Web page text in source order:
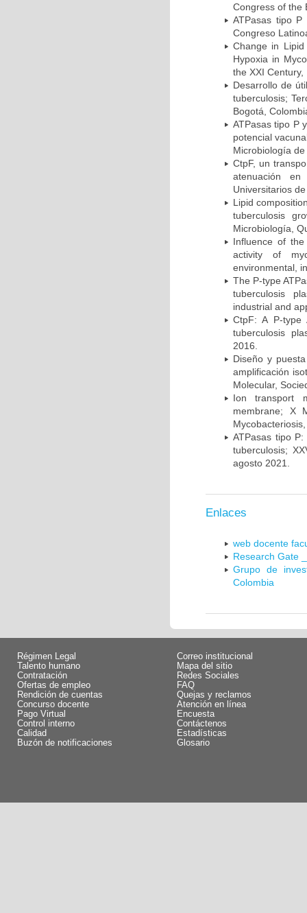
Congress of the
ATPasas tipo P
Congreso
Change in
Hypoxia in
the XXI
Desarrollo de
tuberculosis;
Bogotá,
ATPasas tipo P
potencial
Microbiología
CtpF, un
atenuación
Universitarios
Lipid
tuberculosis
Microbiología,
Influence of the
activity of
environmental,
The P-type
tuberculosis
industrial and
CtpF: A P-type
tuberculosis
2016.
Diseño y
amplificación
Molecular,
Ion transport
membrane; X
ATPasas tipo
tuberculosis;
agosto 2021.
Enlaces
web docente
Research Gate
Grupo de
Colombia
Régimen Legal
Talento humano
Contratación
Ofertas de empleo
Rendición de cuentas
Concurso docente
Pago Virtual
Control interno
Calidad
Buzón de notificaciones
Correo institucional
Mapa del sitio
Redes Sociales
FAQ
Quejas y reclamos
Atención en línea
Encuesta
Contáctenos
Estadísticas
Glosario